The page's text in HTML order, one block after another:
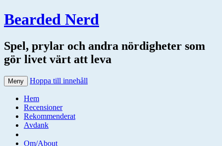
Bearded Nerd
Spel, prylar och andra nördigheter som
gör livet värt att leva
Meny Hoppa till innehåll
Hem
Recensioner
Rekommenderat
Avdank
Om/About